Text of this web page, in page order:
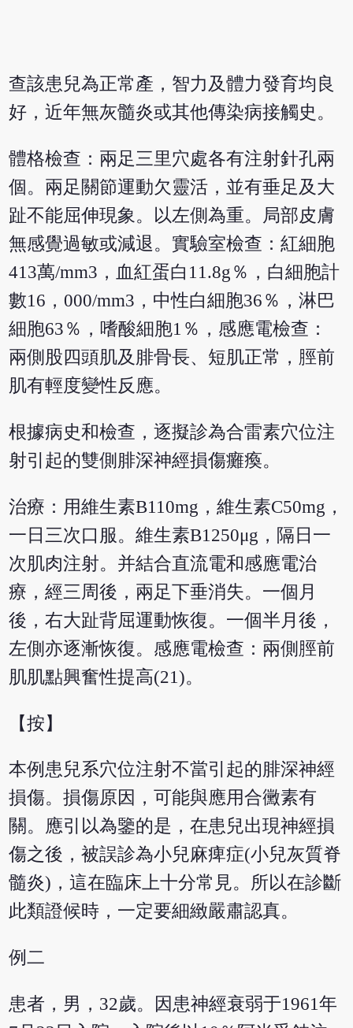
查該患兒為正常產，智力及體力發育均良
好，近年無灰髓炎或其他傳染病接觸史。
體格檢查：兩足三里穴處各有注射針孔兩
個。兩足關節運動欠靈活，並有垂足及大
趾不能屈伸現象。以左側為重。局部皮膚
無感覺過敏或減退。實驗室檢查：紅細胞
413萬/mm3，血紅蛋白11.8g％，白細胞計
數16，000/mm3，中性白細胞36％，淋巴
細胞63％，嗜酸細胞1％，感應電檢查：
兩側股四頭肌及腓骨長、短肌正常，脛前
肌有輕度變性反應。
根據病史和檢查，逐擬診為合雷素穴位注
射引起的雙側腓深神經損傷癱瘓。
治療：用維生素B110mg，維生素C50mg，
一日三次口服。維生素B1250μg，隔日一
次肌肉注射。并結合直流電和感應電治
療，經三周後，兩足下垂消失。一個月
後，右大趾背屈運動恢復。一個半月後，
左側亦逐漸恢復。感應電檢查：兩側脛前
肌肌點興奮性提高(21)。
【按】
本例患兒系穴位注射不當引起的腓深神經
損傷。損傷原因，可能與應用合黴素有
關。應引以為鑒的是，在患兒出現神經損
傷之後，被誤診為小兒麻痺症(小兒灰質脊
髓炎)，這在臨床上十分常見。所以在診斷
此類證候時，一定要細緻嚴肅認真。
例二
患者，男，32歲。因患神經衰弱于1961年